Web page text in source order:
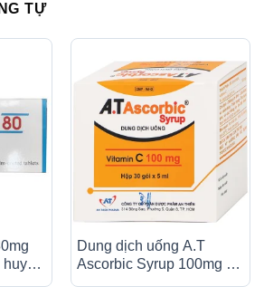
TỰ
huyết
Dung dịch uống A.T
Ascorbic Syrup 100mg bổ